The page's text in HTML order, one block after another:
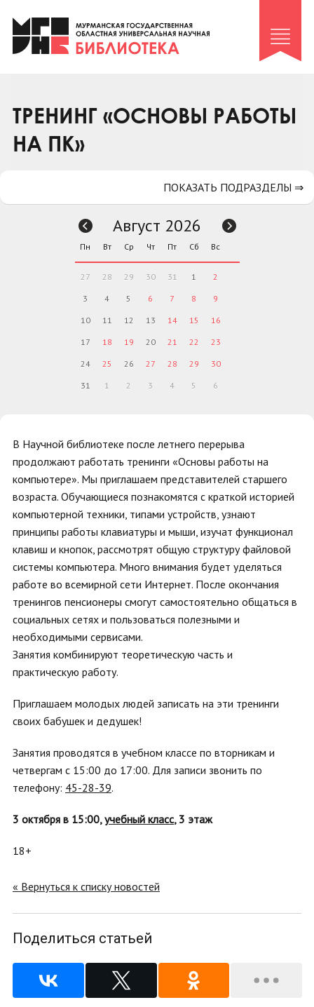
Клуб «Гиря и сельдерей»
Клуб «Семейный архив»
Коллегам
Контакты
ТРЕНИНГ «ОСНОВЫ РАБОТЫ
НА ПК»
В Научной библиотеке после летнего перерыва
продолжают работать тренинги «Основы работы на
компьютере». Мы приглашаем представителей старшего
возраста. Обучающиеся познакомятся с краткой историей
компьютерной техники, типами устройств, узнают
принципы работы клавиатуры и мыши, изучат функционал
клавиш и кнопок, рассмотрят общую структуру файловой
системы компьютера. Много внимания будет уделяться
работе во всемирной сети Интернет. После окончания
тренингов пенсионеры смогут самостоятельно общаться в
социальных сетях и пользоваться полезными и
необходимыми сервисами.
Занятия комбинируют теоретическую часть и
практическую работу.
Приглашаем молодых людей записать на эти тренинги
своих бабушек и дедушек!
Занятия проводятся в учебном классе по вторникам и
четвергам с 15:00 до 17:00. Для записи звонить по
телефону: 45-28-39.
3 октября в 15:00,учебный класс, 3 этаж
18+
« Вернуться к списку новостей
Поделиться статьей
ПОКАЗАТЬ ПОДРАЗДЕЛЫ ⇒
Август 2026
Пн Вт Ср Чт Пт Сб Вс
27 28 29 30 31 1 2
3 4 5 6 7 8 9
10 11 12 13 14 15 16
17 18 19 20 21 22 23
24 25 26 27 28 29 30
31 1 2 3 4 5 6